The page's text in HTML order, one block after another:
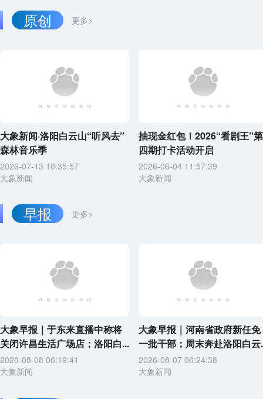
更多>
原创
大象新闻·洛阳白云山“听风去”
森林音乐季
2026-07-13 10:35:57
大象新闻
抽现金红包！2026“看剧王”第
四期打卡活动开启
2026-06-04 11:57:39
大象新闻
更多>
早报
大象早报｜于东来直播中称将
关闭许昌生活广场店；洛阳白...
2026-08-08 06:19:41
大象新闻
大象早报｜河南省政府新任免
一批干部；周末奔赴洛阳白云
2026-08-07 06:24:38
大象新闻